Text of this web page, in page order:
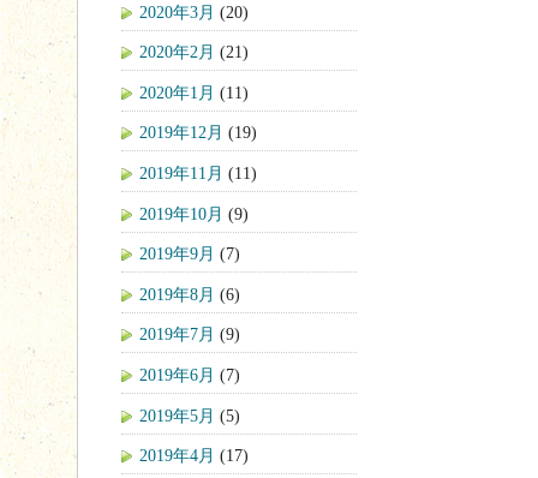
2020年3月 (20)
2020年2月 (21)
2020年1月 (11)
2019年12月 (19)
2019年11月 (11)
2019年10月 (9)
2019年9月 (7)
2019年8月 (6)
2019年7月 (9)
2019年6月 (7)
2019年5月 (5)
2019年4月 (17)